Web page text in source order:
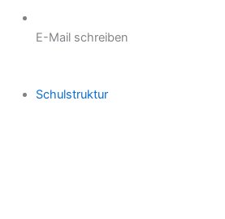
E-Mail schreiben
Schulstruktur